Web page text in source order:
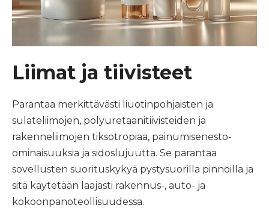
Liimat ja tiivisteet
Parantaa merkittävästi liuotinpohjaisten ja
sulateliimojen, polyuretaanitiivisteiden ja
rakenneliimojen tiksotropiaa, painumisenesto-
ominaisuuksia ja sidoslujuutta. Se parantaa
sovellusten suorituskykyä pystysuorilla pinnoilla ja
sitä käytetään laajasti rakennus-, auto- ja
kokoonpanoteollisuudessa.